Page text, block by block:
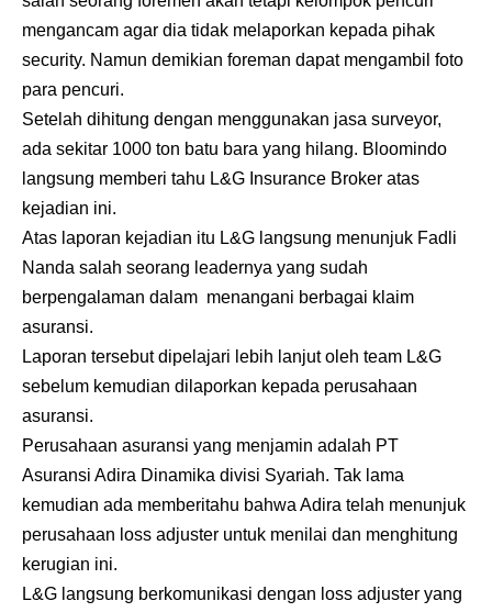
mengancam agar dia tidak melaporkan kepada pihak
security. Namun demikian foreman dapat mengambil foto
para pencuri.
Setelah dihitung dengan menggunakan jasa surveyor,
ada sekitar 1000 ton batu bara yang hilang. Bloomindo
langsung memberi tahu L&G Insurance Broker atas
kejadian ini.
Atas laporan kejadian itu L&G langsung menunjuk Fadli
Nanda salah seorang leadernya yang sudah
berpengalaman dalam menangani berbagai klaim
asuransi.
Laporan tersebut dipelajari lebih lanjut oleh team L&G
sebelum kemudian dilaporkan kepada perusahaan
asuransi.
Perusahaan asuransi yang menjamin adalah PT
Asuransi Adira Dinamika divisi Syariah. Tak lama
kemudian ada memberitahu bahwa Adira telah menunjuk
perusahaan loss adjuster untuk menilai dan menghitung
kerugian ini.
L&G langsung berkomunikasi dengan loss adjuster yang